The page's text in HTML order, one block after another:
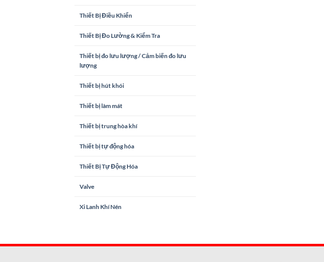
Thiết Bị Điều Khiển
Thiết Bị Đo Lường & Kiểm Tra
Thiết bị đo lưu lượng / Cảm biến đo lưu
lượng
Thiết bị hút khói
Thiết bị làm mát
Thiết bị trung hòa khí
Thiết bị tự động hóa
Thiết Bị Tự Động Hóa
Valve
Xi Lanh Khí Nén